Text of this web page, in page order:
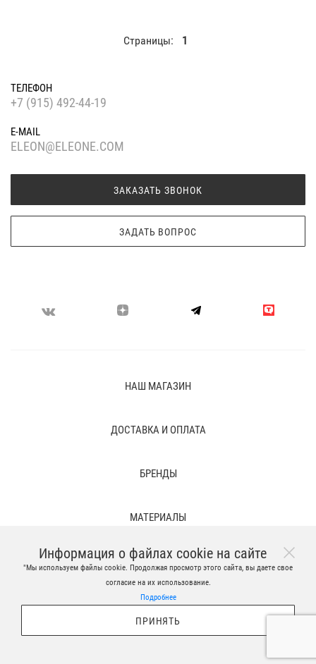
Страницы: 1
ТЕЛЕФОН
+7 (915) 492-44-19
E-MAIL
ELEON@ELEONE.COM
ЗАКАЗАТЬ ЗВОНОК
ЗАДАТЬ ВОПРОС
НАШ МАГАЗИН
ДОСТАВКА И ОПЛАТА
БРЕНДЫ
МАТЕРИАЛЫ
ПРАВОВЫЕ ПОЛОЖЕНИЯ И ВРЕМЕННЫЕ ФАЙЛЫ
Информация о файлах cookie на сайте
"Мы используем файлы cookie. Продолжая просмотр этого сайта, вы даете свое
согласие на их использование.
Подробнее
ПРИНЯТЬ